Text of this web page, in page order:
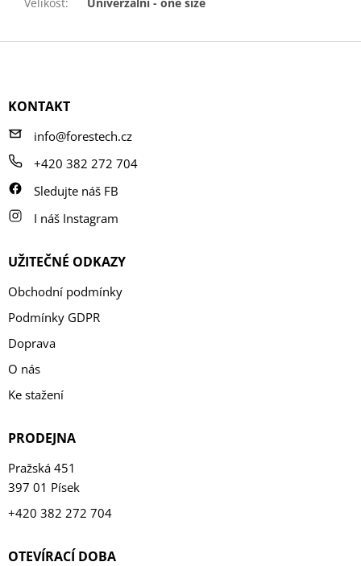
Z
KONTAKT
info@forestech.cz
+420 382 272 704
Sledujte náš FB
I náš Instagram
UŽITEČNÉ ODKAZY
Obchodní podmínky
Podmínky GDPR
Doprava
O nás
Ke stažení
PRODEJNA
Pražská 451
397 01 Písek
+420 382 272 704
OTEVÍRACÍ DOBA